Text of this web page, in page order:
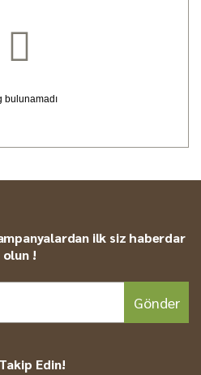
bulunamadı
ilk siz haberdar
olun !
Gönder
Edin!